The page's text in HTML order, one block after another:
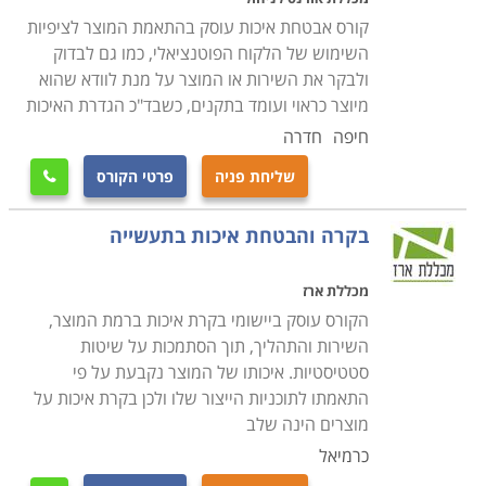
לחזק את הבקרה הפנימית המופעלת בהם. קטגוריה אחרת
ונפרדת באתר מוקדשת ללימודי QA בענף ההייטק והתוכנה.
אם אלו הלימודים שחיפשתם, תוכלו למצוא אותםכאן.
תכני ההכשרה
הלימודים כוללים לימודי מערך תכנון ברמת היחידה ותהליכי
עבודה, בקרת מדידה וניטור האיכות, תהליכי שיפור מוצרים
ותהליכי עבודה, הפיכתם לאפקטיבים יותר, שיטות של ניתוח
תהליכים ביחידות העסקיות של החברה כמו מחלקת שיווק,
מכירות ושירות. נושאים נוספים שעולים במהלך הלימודים
הם ההבדלים בין בדיקות פונקציונליות ובדיקות לא
פונקציונליות, עקרונות הנדסת איכות, תכנון ניסויים, בקרת
איכות סטטיסטית והסתברותית, סוגי מבדקים, תורת המדידה,
הביקורת ובחינת האמינות, תחזוקתיות ובטיחות מוצר,
מערכות לניהול איכות כמו למשל
עלויות הבדיקות והבחינות שנערכות, מערכות המידע
קורס אבטחת איכות עוסק בהתאמת המוצר לציפיות
השימוש של הלקוח הפוטנציאלי, כמו גם לבדוק
ולבקר את השירות או המוצר על מנת לוודא שהוא
מיוצר כראוי ועומד בתקנים, כשבד"כ הגדרת האיכות
חיפה חדרה
שליחת פניה פרטי הקורס 
בקרה והבטחת איכות בתעשייה
מכללת ארז
הקורס עוסק ביישומי בקרת איכות ברמת המוצר,
השירות והתהליך, תוך הסתמכות על שיטות
סטטיסטיות. איכותו של המוצר נקבעת על פי
התאמתו לתוכניות הייצור שלו ולכן בקרת איכות על
מוצרים הינה שלב
כרמיאל